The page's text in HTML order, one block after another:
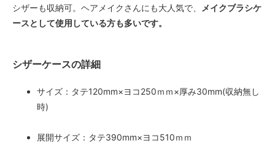
シザーも収納可。ヘアメイクさんにも大人気で、
メイクブラシケ
ースとして使用している方も多いです。
シザーケースの詳細
サイズ：タテ120mm×ヨコ250ｍｍ×厚み30mm(収納無し
時)
展開サイズ：タテ390mm×ヨコ510ｍｍ